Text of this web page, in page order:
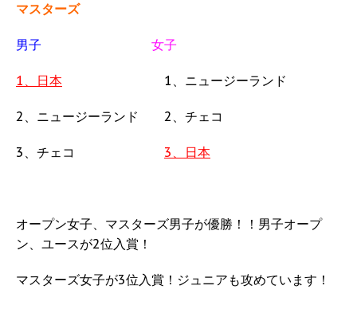
マスターズ
男子 女子
1、日本 1、ニュージーランド
2、ニュージーランド 2、チェコ
3、チェコ 3、日本
オープン女子、マスターズ男子が優勝！！男子オープ
ン、ユースが2位入賞！
マスターズ女子が3位入賞！ジュニアも攻めています！